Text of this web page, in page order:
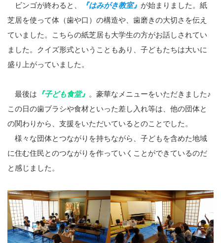
ビンゴが終わると、 『はみがき教室』 が始まりました。紙
芝居を使って体（歯や口）の構造や、歯磨きの大切さを伝え
ていました。こちらの紙芝居も大学生の方がお話しされてい
ました。クイズ形式ということもあり、子どもたちは大いに
盛り上がっていました。
最後は 『子ども食堂』 。豪華なメニューをいただきました♪
この日の歯ブラシや食材といった差し入れ等は、他の団体と
の関わりから、支援をいただいているとのことでした。
様々な団体とつながりを持ちながら、子どもを含めた地域
に住む住民とのつながりを作っていくことができているのだ
と感じました。